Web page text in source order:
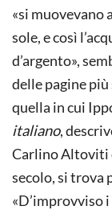
«si muovevano
sole, e così
d’argento»,
delle pagine
quella in cui
italiano,
Carlino Altoviti
secolo, si trova
«D’improvviso